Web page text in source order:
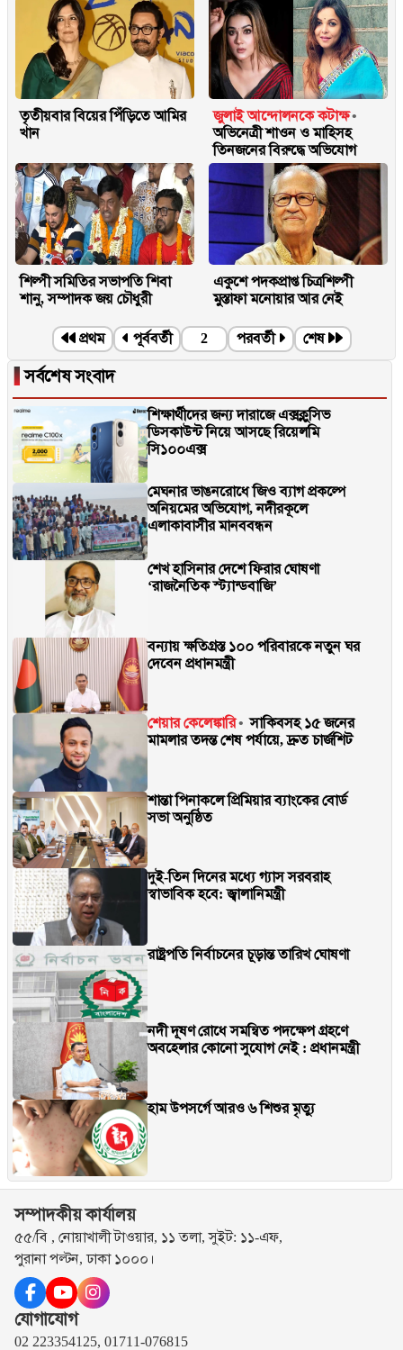
তৃতীয়বার বিয়ের পিঁড়িতে আমির
খান
জুলাই আন্দোলনকে কটাক্ষ
অভিনেত্রী শাওন ও মাহিসহ
তিনজনের বিরুদ্ধে অভিযোগ
শিল্পী সমিতির সভাপতি শিবা
শানু, সম্পাদক জয় চৌধুরী
একুশে পদকপ্রাপ্ত চিত্রশিল্পী
মুস্তাফা মনোয়ার আর নেই
প্রথম পূর্ববর্তী 2 পরবর্তী শেষ
▐সর্বশেষ সংবাদ
শিক্ষার্থীদের জন্য দারাজে এক্সক্লুসিভ
ডিসকাউন্ট নিয়ে আসছে রিয়েলমি
সি১০০এক্স
মেঘনার ভাঙনরোধে জিও ব্যাগ প্রকল্পে
অনিয়মের অভিযোগ, নদীরকূলে
এলাকাবাসীর মানববন্ধন
শেখ হাসিনার দেশে ফিরার ঘোষণা
‘রাজনৈতিক স্ট্যান্ডবাজি’
বন্যায় ক্ষতিগ্রস্ত ১০০ পরিবারকে নতুন ঘর
দেবেন প্রধানমন্ত্রী
শেয়ার কেলেঙ্কারি
সাকিবসহ ১৫ জনের
মামলার তদন্ত শেষ পর্যায়ে, দ্রুত চার্জশিট
শান্তা পিনাকলে প্রিমিয়ার ব্যাংকের বোর্ড
সভা অনুষ্ঠিত
দুই-তিন দিনের মধ্যে গ্যাস সরবরাহ
স্বাভাবিক হবে: জ্বালানিমন্ত্রী
রাষ্ট্রপতি নির্বাচনের চূড়ান্ত তারিখ ঘোষণা
নদী দূষণ রোধে সমন্বিত পদক্ষেপ গ্রহণে
অবহেলার কোনো সুযোগ নেই : প্রধানমন্ত্রী
হাম উপসর্গে আরও ৬ শিশুর মৃত্যু
সম্পাদকীয় কার্যালয়
৫৫/বি , নোয়াখালী টাওয়ার, ১১ তলা, সুইট: ১১-এফ,
পুরানা পল্টন, ঢাকা ১০০০।
যোগাযোগ
02 223354125, 01711-076815